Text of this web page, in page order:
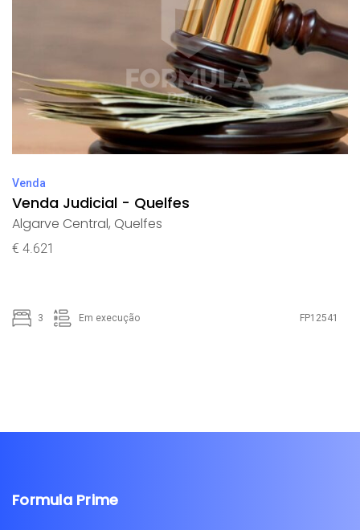
Venda
Venda Judicial - Quelfes
Algarve Central, Quelfes
€ 4.621
3 Em execução FP12541
Formula Prime